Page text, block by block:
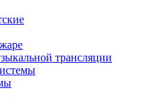
трансляции